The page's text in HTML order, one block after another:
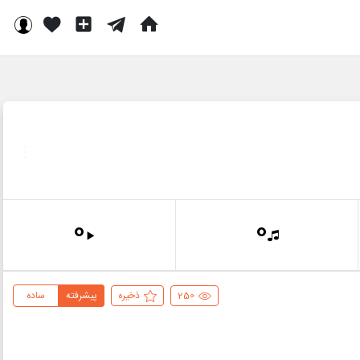
0
0
250 ذخیره ساده پیشرفته